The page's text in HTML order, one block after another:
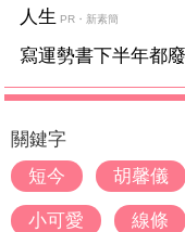
人生 PR・新素簡
寫運勢書下半年都
關鍵字
短今
胡馨儀
小可愛 線條